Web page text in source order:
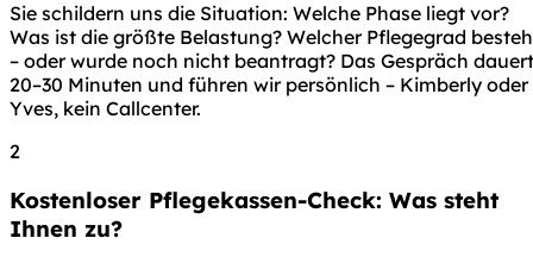
Sie schildern uns die Situation: Welche Phase liegt vor?
Was ist die größte Belastung? Welcher Pflegegrad
– oder wurde noch nicht beantragt? Das Gespräch dauert
20–30 Minuten und führen wir persönlich – Kimberly oder
Yves, kein Callcenter.
2
Kostenloser Pflegekassen-Check: Was steht
Ihnen zu?